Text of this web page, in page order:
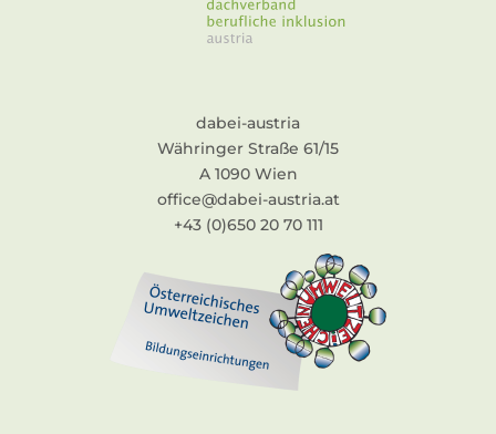
dabei-austria
Währinger Straße 61/15
A 1090 Wien
office@dabei-austria.at
+43 (0)650 20 70 111